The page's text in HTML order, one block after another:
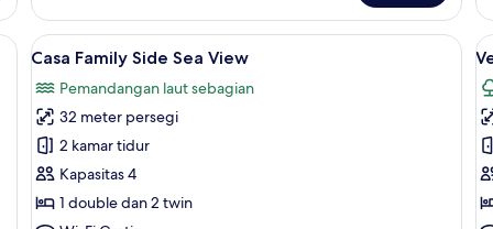
Fileds
View
Select Comfort, brankas, dan meja kerja
Lihat
semua
foto
untuk
Casa
Family
Side
Sea
Selimut bulu angsa, tempat tidur
11
Casa Family Side Sea View
Pemandangan laut sebagian
32 meter persegi
2 kamar tidur
Kapasitas 4
1 double dan 2 twin